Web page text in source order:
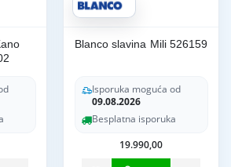
Blanco slavina Mili 526159
Isporuka moguća od
09.08.2026
Besplatna isporuka
19.990,00